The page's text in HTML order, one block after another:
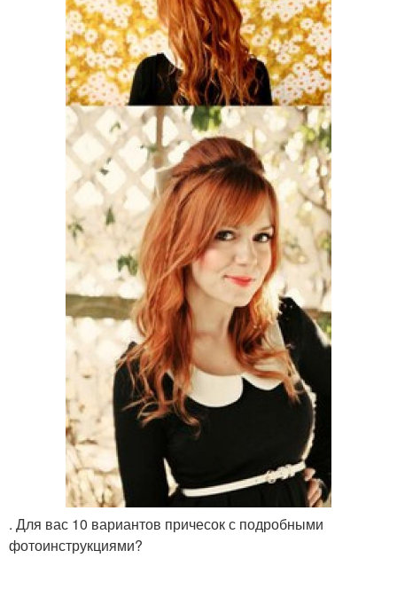
. Для вас 10 вариантов причесок с подробными
фотоинструкциями?